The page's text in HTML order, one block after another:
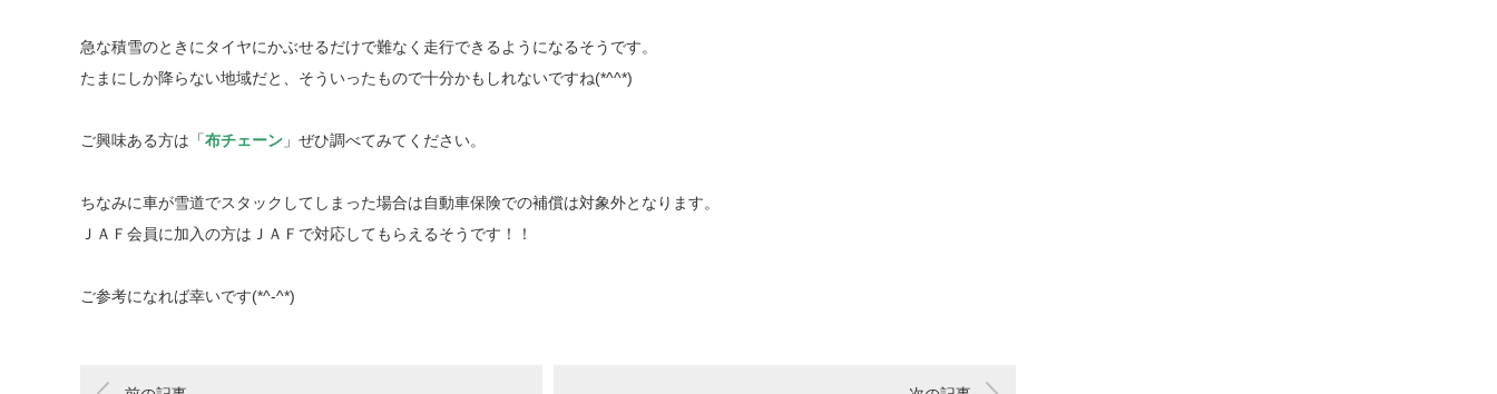
急な積雪のときにタイヤにかぶせるだけで難なく走行できるようになるそうです。
たまにしか降らない地域だと、そういったもので十分かもしれないですね(*^^*)
ご興味ある方は「布チェーン 」ぜひ調べてみてください。
ちなみに車が雪道でスタックしてしまった場合は自動車保険での補償は対象外となります。
ＪＡＦ会員に加入の方はＪＡＦで対応してもらえるそうです！！
ご参考になれば幸いです(*^-^*)